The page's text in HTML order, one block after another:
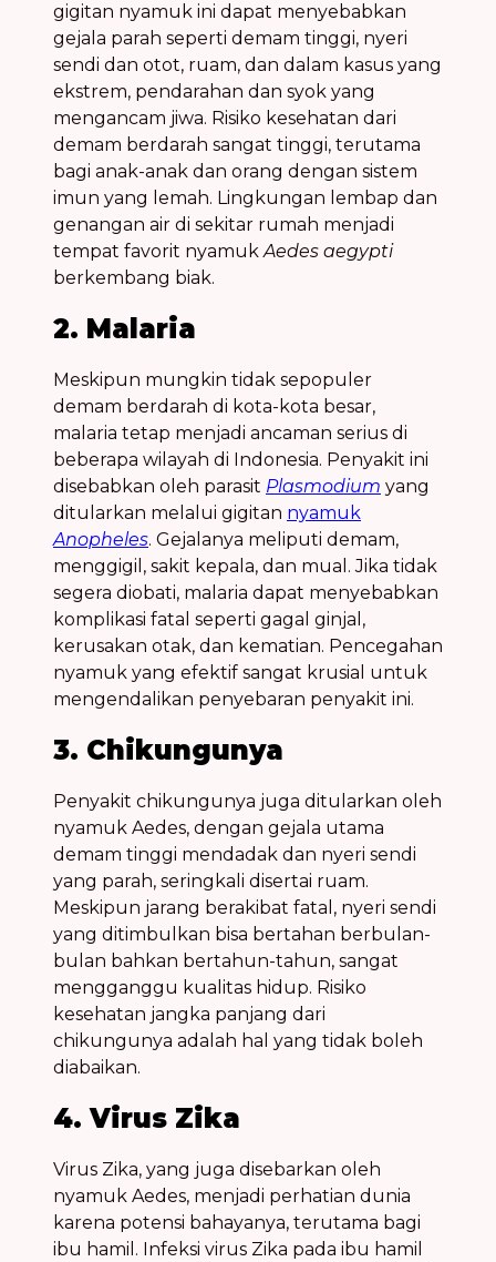
gigitan nyamuk ini dapat menyebabkan
gejala parah seperti demam tinggi, nyeri
sendi dan otot, ruam, dan dalam kasus yang
ekstrem, pendarahan dan syok yang
mengancam jiwa. Risiko kesehatan dari
demam berdarah sangat tinggi, terutama
bagi anak-anak dan orang dengan sistem
imun yang lemah. Lingkungan lembap dan
genangan air di sekitar rumah menjadi
tempat favorit nyamukAedes aegypti
berkembang biak.
2. Malaria
Meskipun mungkin tidak sepopuler
demam berdarah di kota-kota besar,
malaria tetap menjadi ancaman serius di
beberapa wilayah di Indonesia. Penyakit ini
disebabkan oleh parasit Plasmodium yang
ditularkan melalui gigitan nyamuk
Anopheles. Gejalanya meliputi demam,
menggigil, sakit kepala, dan mual. Jika tidak
segera diobati, malaria dapat menyebabkan
komplikasi fatal seperti gagal ginjal,
kerusakan otak, dan kematian. Pencegahan
nyamuk yang efektif sangat krusial untuk
mengendalikan penyebaran penyakit ini.
3. Chikungunya
Penyakit chikungunya juga ditularkan oleh
nyamuk Aedes, dengan gejala utama
demam tinggi mendadak dan nyeri sendi
yang parah, seringkali disertai ruam.
Meskipun jarang berakibat fatal, nyeri sendi
yang ditimbulkan bisa bertahan berbulan-
bulan bahkan bertahun-tahun, sangat
mengganggu kualitas hidup. Risiko
kesehatan jangka panjang dari
chikungunya adalah hal yang tidak boleh
diabaikan.
4. Virus Zika
Virus Zika, yang juga disebarkan oleh
nyamuk Aedes, menjadi perhatian dunia
karena potensi bahayanya, terutama bagi
ibu hamil. Infeksi virus Zika pada ibu hamil